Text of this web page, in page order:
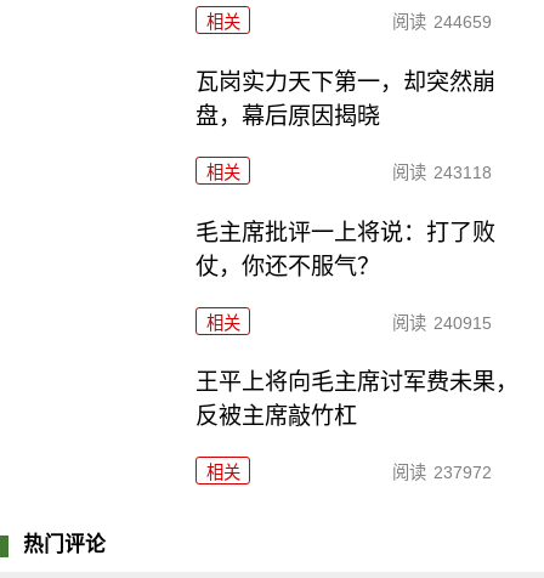
相关 阅读 244659
瓦岗实力天下第一，却突然崩
盘，幕后原因揭晓
相关 阅读 243118
毛主席批评一上将说：打了败
仗，你还不服气？
相关 阅读 240915
王平上将向毛主席讨军费未果，
反被主席敲竹杠
相关 阅读 237972
热门评论